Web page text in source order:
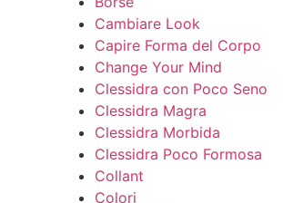
Cambiare Look
Capire Forma del Corpo
Change Your Mind
Clessidra con Poco Seno
Clessidra Magra
Clessidra Morbida
Clessidra Poco Formosa
Collant
Colori